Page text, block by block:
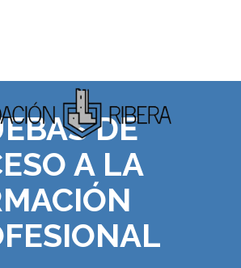
DE
A LA